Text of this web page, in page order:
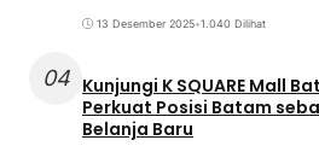
13 Desember 2025•1.040 Dilihat
04 Kunjungi K SQUARE Mall
Perkuat Posisi Batam
Belanja Baru